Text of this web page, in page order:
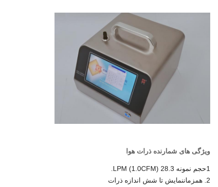
ویژگی های شمارنده ذرات هوا
1حجم نمونه 28.3 LPM ( 1.0CFM)
2 . همزماننمایش تا شش اندازه ذرات